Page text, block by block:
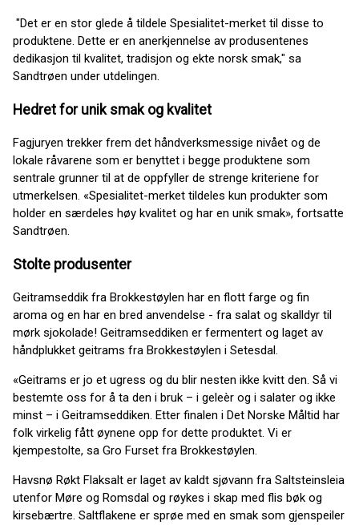
"Det er en stor glede å tildele Spesialitet-merket til disse to
produktene. Dette er en anerkjennelse av produsentenes
dedikasjon til kvalitet, tradisjon og ekte norsk smak," sa
Sandtrøen under utdelingen.
Hedret for unik smak og kvalitet
Fagjuryen trekker frem det håndverksmessige nivået og de
lokale råvarene som er benyttet i begge produktene som
sentrale grunner til at de oppfyller de strenge kriteriene for
utmerkelsen. «Spesialitet-merket tildeles kun produkter som
holder en særdeles høy kvalitet og har en unik smak», fortsatte
Sandtrøen.
Stolte produsenter
Geitramseddik fra Brokkestøylen har en flott farge og fin
aroma og en har en bred anvendelse - fra salat og skalldyr til
mørk sjokolade! Geitramseddiken er fermentert og laget av
håndplukket geitrams fra Brokkestøylen i Setesdal.
«Geitrams er jo et ugress og du blir nesten ikke kvitt den. Så vi
bestemte oss for å ta den i bruk – i geleèr og i salater og ikke
minst – i Geitramseddiken. Etter finalen i Det Norske Måltid har
folk virkelig fått øynene opp for dette produktet. Vi er
kjempestolte, sa Gro Furset fra Brokkestøylen.
Havsnø Røkt Flaksalt er laget av kaldt sjøvann fra Saltsteinsleia
utenfor Møre og Romsdal og røykes i skap med flis bøk og
kirsebærtre. Saltflakene er sprøe med en smak som gjenspeiler